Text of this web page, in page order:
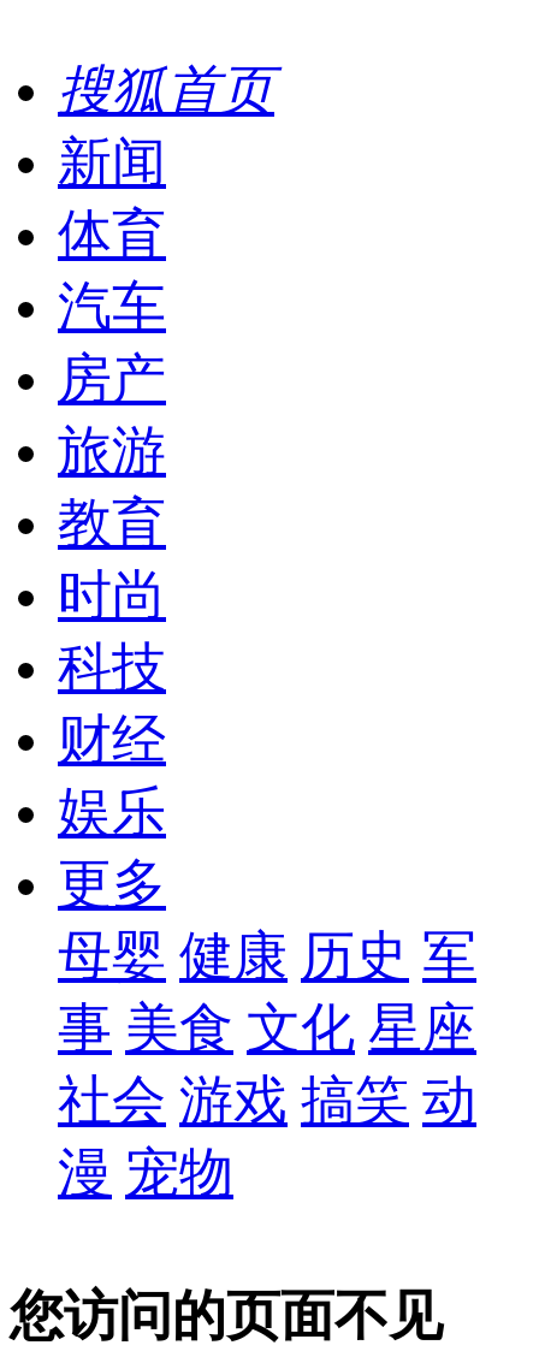
搜狐首页
新闻
体育
汽车
房产
旅游
教育
时尚
科技
财经
娱乐
更多
母婴 健康 历史 军
事 美食 文化 星座
社会 游戏 搞笑 动
漫 宠物
您访问的页面不见